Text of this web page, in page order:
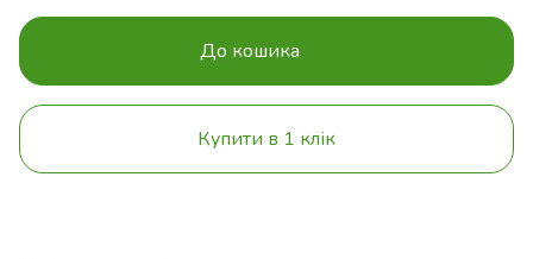
До кошика
Купити в 1 клік